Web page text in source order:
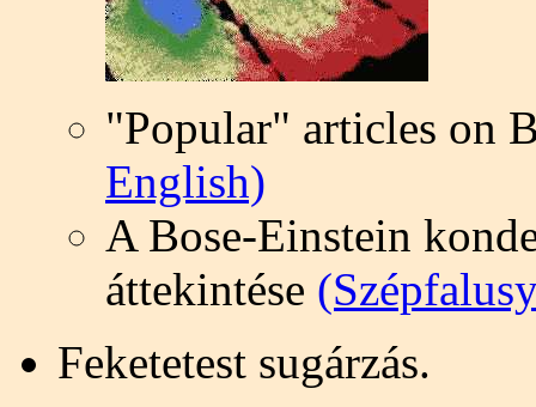
"Popular" articles on
English)
A Bose-Einstein
áttekintése
Feketetest sugárzás.